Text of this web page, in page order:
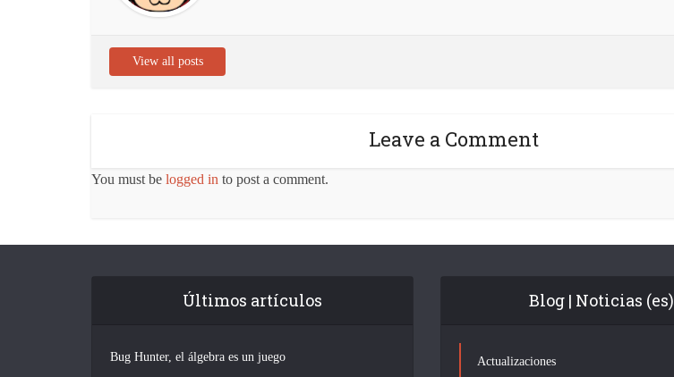
View all posts
Leave a Comment
You must be logged in to post a comment.
Últimos artículos
Bug Hunter, el álgebra es un juego
Blog | Noticias (es)
Actualizaciones